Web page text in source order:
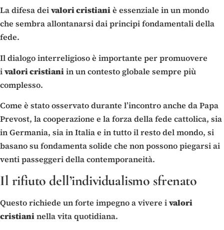
La difesa deivalori cristianiè essenziale in un mondo
che sembra allontanarsi dai principi fondamentali della
fede.
Il dialogo interreligioso è importante per promuovere
ivalori cristianiin un contesto globale sempre più
complesso.
Come è stato osservato durante l’incontro anche da Papa
Prevost, la cooperazione e la forza della fede cattolica, sia
in Germania, sia in Italia e in tutto il resto del mondo, si
basano su fondamenta solide che non possono piegarsi ai
venti passeggeri della contemporaneità.
Il rifiuto dell’individualismo sfrenato
Questo richiede un forte impegno a vivere ivalori
cristianinella vita quotidiana.